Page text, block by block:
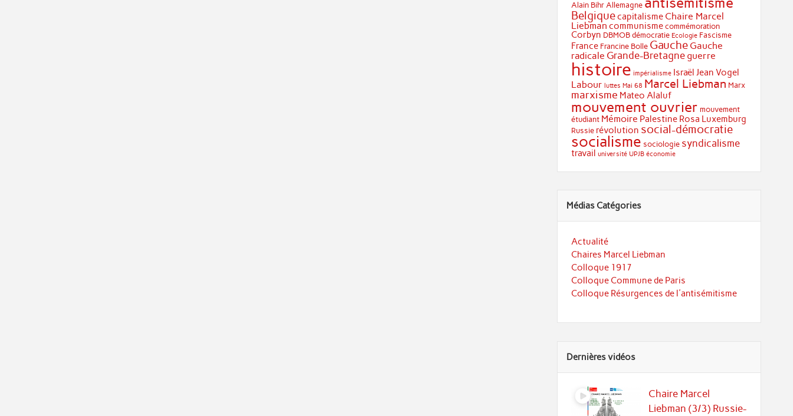
Alain Bihr Allemagne
Belgiquecapitalisme Chaire Marcel
Liebman communisme commémoration
Corbyn DBMOB démocratie Ecologie Fascisme
France Francine Bolle Gauche Gauche
radicale Grande-Bretagne guerre
histoire impérialisme Israël Jean Vogel
Labour luttes Mai 68 Marcel Liebman Marx
marxisme Mateo Alaluf
mouvement ouvrier mouvement
étudiant Mémoire Palestine Rosa Luxemburg
Russie révolution social-démocratie
socialisme sociologie syndicalisme
travail université UPJB économie
Médias Catégories
Actualité
Chaires Marcel Liebman
Colloque 1917
Colloque Commune de Paris
Colloque Résurgences de l'antisémitisme
Dernières vidéos
Chaire Marcel
Liebman (3/3) Russie-